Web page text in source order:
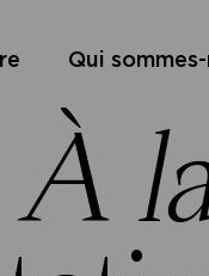
Qui
À